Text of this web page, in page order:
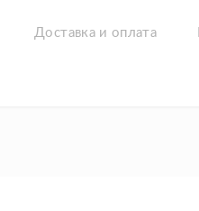
Доставка и оплата